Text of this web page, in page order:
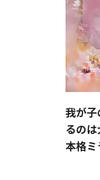
我が
るの
本格ミ